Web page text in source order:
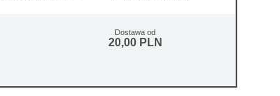
Dostawa od
20,00 PLN